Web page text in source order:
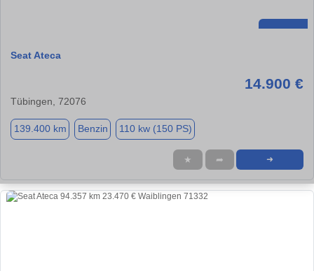
Seat Ateca
14.900 €
Tübingen, 72076
139.400 km Benzin 110 kw (150 PS)
★ ➦ ➜